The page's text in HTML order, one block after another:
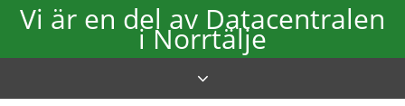
Vi är en del av Datacentralen
i Norrtälje